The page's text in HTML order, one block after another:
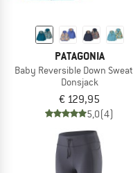
PATAGONIA
Baby Reversible Down
Donsjack
€ 129,95
5,0(4)